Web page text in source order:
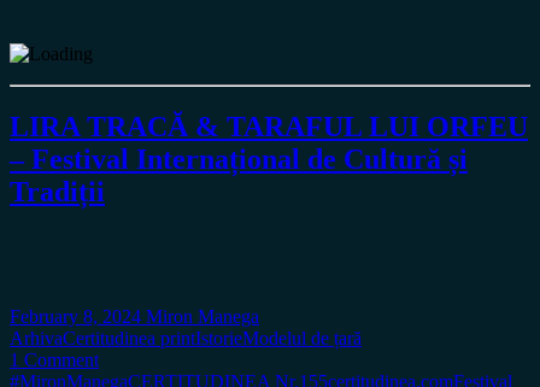
LIRA TRACĂ & TARAFUL LUI ORFEU
– Festival Internațional de Cultură și
Tradiții
February 8, 2024 Miron Manega
ArhivaCertitudinea printIstorieModelul de țară
1 Comment
#MironManegaCERTITUDINEA Nr.155certitudinea.comFestival